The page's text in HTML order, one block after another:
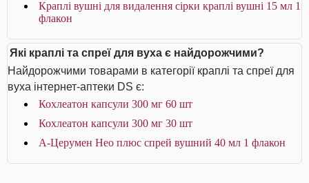
Краплі вушні для видалення сірки краплі вушні 15 мл 1
флакон
Які краплі та спреї для вуха є найдорожчими?
Найдорожчими товарами в категорії краплі та спреї для
вуха інтернет-аптеки DS є:
Кохлеатон капсули 300 мг 60 шт
Кохлеатон капсули 300 мг 30 шт
А-Церумен Нео плюс спрей вушний 40 мл 1 флакон